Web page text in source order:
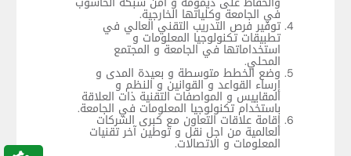
في الجامعة وكلياتها الخارجية.
توفير فرص التدريب التقني العالي في
تطبيقات تكنولوجيا المعلومات و
استخداماتها في الجامعة و المجتمع
المحلي.
وضع الخطط متوسطة و بعيدة المدى و
إرساء القواعد و القوانين و النظم و
المقاييس و المواصفات التقنية ذات العلاقة
باستخدام تكنولوجيا المعلومات في الجامعة.
إقامة علاقات التعاون مع كبرى الشركات
العالمية من اجل نقل و توطين آخر تقنيات
المعلومات و الاتصالات.